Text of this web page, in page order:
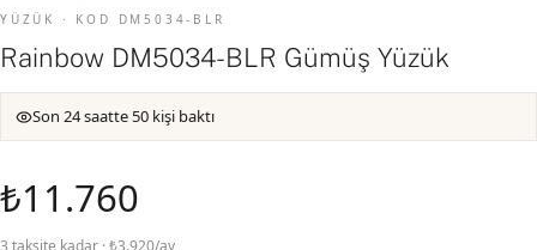
YÜZÜK · KOD DM5034-BLR
Rainbow DM5034-BLR Gümüş Yüzük
Son 24 saatte 50 kişi baktı
₺11.760
3 taksite kadar · ₺3.920/ay